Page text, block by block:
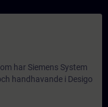
har Siemens System
handhavande i Desigo